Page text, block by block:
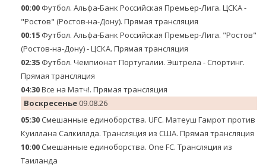
00:00 Футбол. Альфа-Банк Российская Премьер-Лига. ЦСКА -
"Ростов" (Ростов-на-Дону). Прямая трансляция
00:15 Футбол. Альфа-Банк Российская Премьер-Лига. "Ростов"
(Ростов-на-Дону) - ЦСКА. Прямая трансляция
02:35 Футбол. Чемпионат Португалии. Эштрела - Спортинг.
Прямая трансляция
04:30Все на Матч!. Прямая трансляция
Воскресенье 09.08.26
05:30Смешанные единоборства. UFC. Матеуш Гамрот против
Куиллана Салкиллда. Трансляция из США. Прямая трансляция
10:00Смешанные единоборства. One FC. Трансляция из
Таиланда